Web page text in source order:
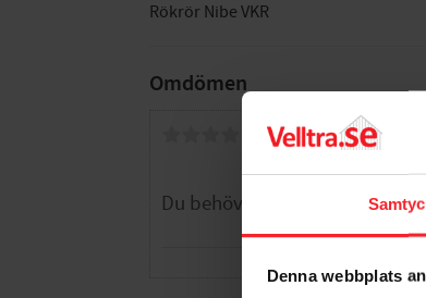
Denna webbplats
Rökrör Nibe VKR
Omdömen
Du